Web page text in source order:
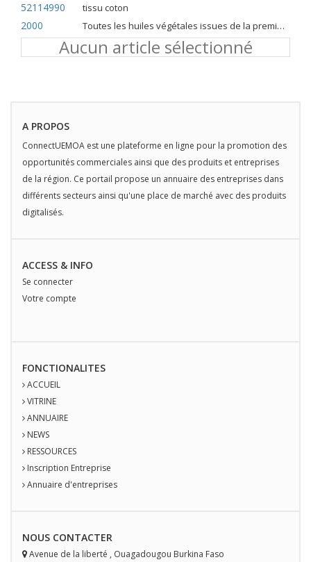
52114990 tissu coton
2000 Toutes les huiles végétales issues de la première pression à froid
Aucun article sélectionné
A PROPOS
ConnectUEMOA est une plateforme en ligne pour la promotion des
opportunités commerciales ainsi que des produits et entreprises
de la région. Ce portail propose un annuaire des entreprises dans
différents secteurs ainsi qu'une place de marché avec des produits
digitalisés.
ACCESS & INFO
Se connecter
Votre compte
FONCTIONALITES
ACCUEIL
VITRINE
ANNUAIRE
NEWS
RESSOURCES
Inscription Entreprise
Annuaire d'entreprises
NOUS CONTACTER
Avenue de la liberté , Ouagadougou Burkina Faso